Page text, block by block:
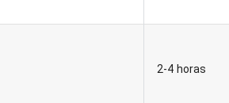
2-4 horas